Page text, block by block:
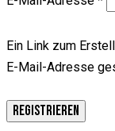
Ein Link zum
E-Mail-Adresse
REGISTRIEREN